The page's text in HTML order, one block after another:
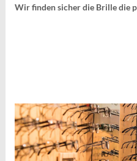
Wir finden sicher die Brille die